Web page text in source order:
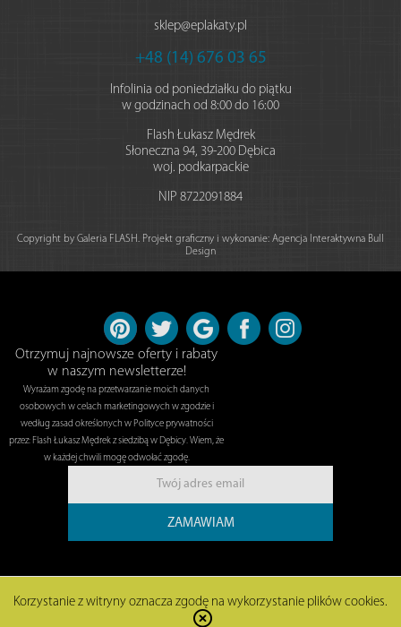
sklep@eplakaty.pl
+48 (14) 676 03 65
Infolinia od poniedziałku do piątku
w godzinach od 8:00 do 16:00
Flash Łukasz Mędrek
Słoneczna 94, 39-200 Dębica
woj. podkarpackie
NIP 8722091884
Copyright by Galeria FLASH. Projekt graficzny i wykonanie: Agencja Interaktywna Bull
Design
Otrzymuj najnowsze oferty i rabaty
w naszym newsletterze!
Wyrażam zgodę na przetwarzanie moich danych
osobowych w celach marketingowych w zgodzie i
według zasad określonych w Polityce prywatności
przez: Flash Łukasz Mędrek z siedzibą w Dębicy. Wiem, że
w każdej chwili mogę odwołać zgodę.
ZAMAWIAM
Korzystanie z witryny oznacza zgodę na wykorzystanie plików cookies.